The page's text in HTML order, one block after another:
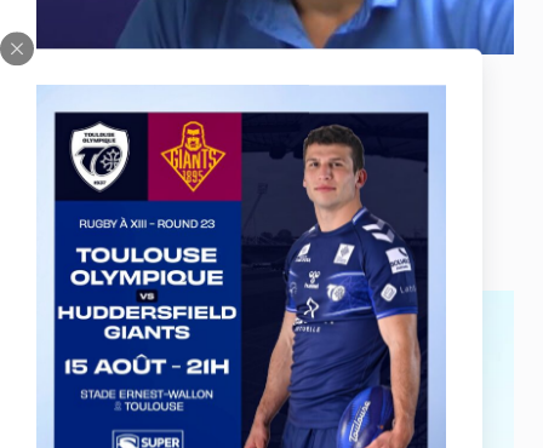
JUSSAUME nous raconte son essai marqué face
aux Rovers en 2019.
29 July 2021
Eloi PELISSIER « Nous avons hâte »